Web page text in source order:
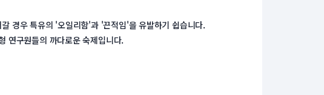
경우 특유의 '오일리함'과 '끈적임'을 유발하기 쉽습니다.
연구원들의 까다로운 숙제입니다.